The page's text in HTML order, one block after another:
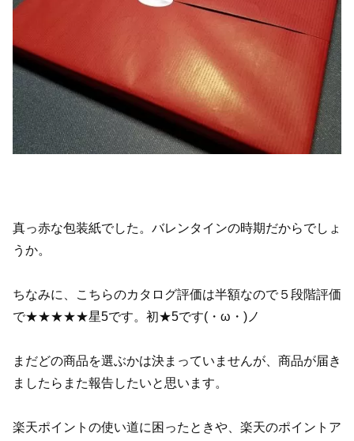
真っ赤な包装紙でした。バレンタインの時期だからでしょ
うか。
ちなみに、こちらのカタログ評価は半額なので５段階評価
で★★★★★星5です。初★5です(・ω・)ノ
まだどの商品を選ぶかは決まっていませんが、商品が届き
ましたらまた報告したいと思います。
楽天ポイントの使い道に困ったときや、楽天のポイントア